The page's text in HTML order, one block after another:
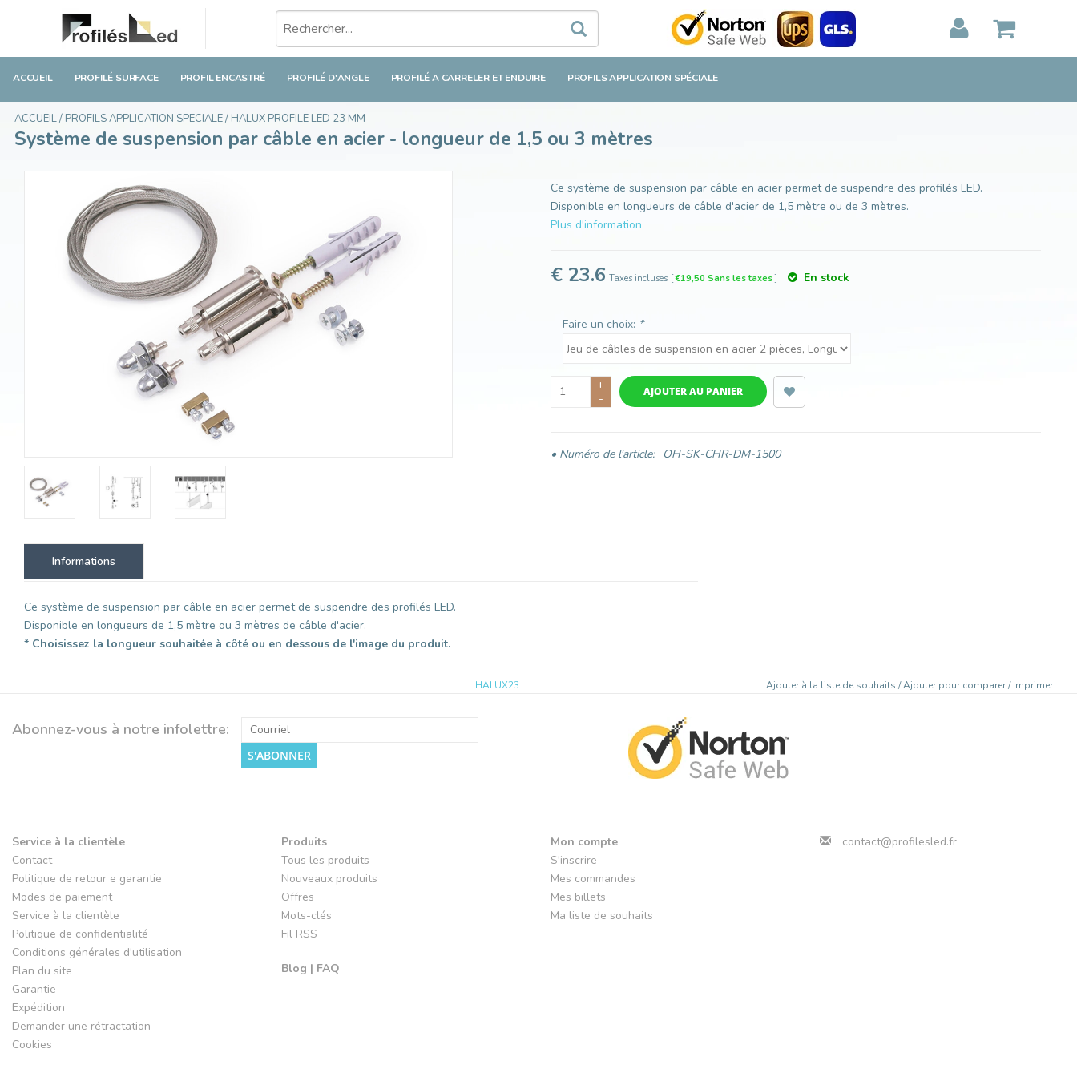
AFFICHER PAIEMENT
ACCUEIL PROFILÉ SURFACE PROFIL ENCASTRÉ PROFILÉ D'ANGLE PROFILÉ A CARRELER ET ENDUIRE PROFILS APPLICATION SPÉCIALE
Système de suspension par câble en acier - longueur de 1,5 ou 3 mètres
ACCUEIL/ PROFILS APPLICATION SPECIALE/ HALUX PROFILE LED 23 MM
Système de suspension par câble en acier - longueur de 1,5 ou 3 mètres
Ce système de suspension par câble en acier permet de suspendre des profilés LED.
Disponible en longueurs de câble d'acier de 1,5 mètre ou de 3 mètres.
Plus d'information
€ 23.6 Taxes incluses [€19,50 Sans les taxes] En stock
Faire un choix: *
+
-
AJOUTER AU PANIER
• Numéro de l'article: OH-SK-CHR-DM-1500
Informations
Ce système de suspension par câble en acier permet de suspendre des profilés LED.
Disponible en longueurs de 1,5 mètre ou 3 mètres de câble d'acier.
* Choisissez la longueur souhaitée à côté ou en dessous de l'image du produit.
HALUX23 Ajouter à la liste de souhaits /Ajouter pour comparer/Imprimer
Abonnez-vous à notre infolettre:
S'ABONNER
Service à la clientèle
Contact
Politique de retour e garantie
Modes de paiement
Service à la clientèle
Politique de confidentialité
Conditions générales d'utilisation
Plan du site
Garantie
Expédition
Demander une rétractation
Cookies
Produits
Tous les produits
Nouveaux produits
Offres
Mots-clés
Fil RSS
Blog | FAQ
Mon compte
S'inscrire
Mes commandes
Mes billets
Ma liste de souhaits
contact@profilesled.fr